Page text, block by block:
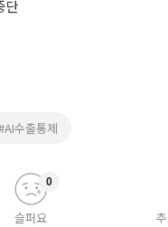
단
수출통제
슬퍼요
0